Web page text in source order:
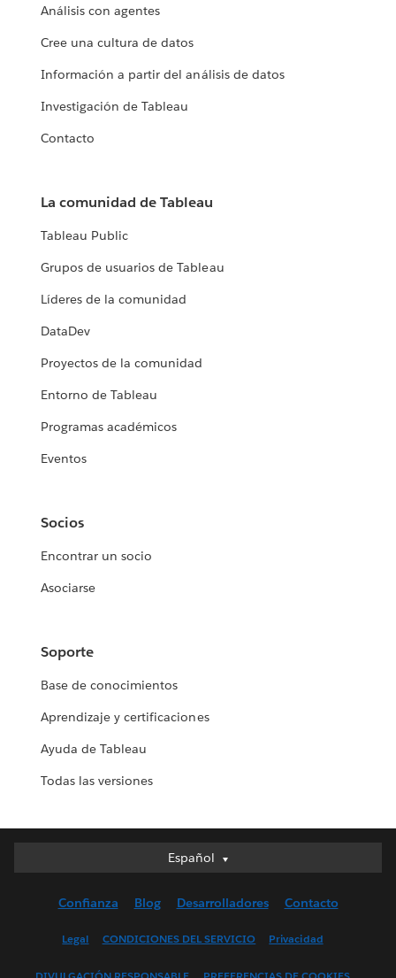
Análisis con agentes
Cree una cultura de datos
Información a partir del análisis de datos
Investigación de Tableau
Contacto
La comunidad de Tableau
Tableau Public
Grupos de usuarios de Tableau
Líderes de la comunidad
DataDev
Proyectos de la comunidad
Entorno de Tableau
Programas académicos
Eventos
Socios
Encontrar un socio
Asociarse
Soporte
Base de conocimientos
Aprendizaje y certificaciones
Ayuda de Tableau
Todas las versiones
Español
Español
English (UK)
Confianza Blog Desarrolladores Contacto
Legal CONDICIONES DEL SERVICIO Privacidad